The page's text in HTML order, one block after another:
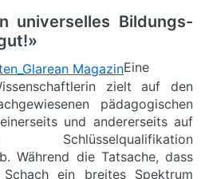
universelles Bildungs-
Eine
zielt auf den
pädagogischen
und andererseits auf
Während die Tatsache, dass
ein breites Spektrum